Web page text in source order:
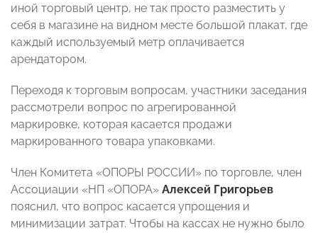
иной торговый центр, не так просто разместить у
себя в магазине на видном месте большой плакат, где
каждый используемый метр оплачивается
арендатором.
Переходя к торговым вопросам, участники заседания
рассмотрели вопрос по агрегированной
маркировке, которая касается продажи
маркированного товара упаковками.
Член Комитета «ОПОРЫ РОССИИ» по торговле, член
Ассоциации «НП «ОПОРА» Алексей Григорьев
пояснил, что вопрос касается упрощения и
минимизации затрат. Чтобы на кассах не нужно было